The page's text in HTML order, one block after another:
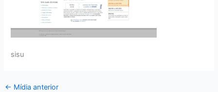
sisu
← Mídia anterior